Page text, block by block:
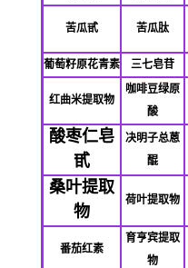
苦瓜甙 苦瓜肽
葡萄籽原花青素
三七皂苷
红曲米提取物
咖啡豆绿原
酸
酸枣仁皂
甙
决明子总蒽
醌
桑叶提取
物
荷叶提取物
番茄红素
育亨宾提取
物